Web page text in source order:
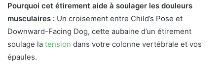
Pourquoi cet étirement aide à soulager les douleurs
musculaires : Un croisement entre Child’s Pose et
Downward-Facing Dog, cette aubaine d’un étirement
soulage la tension dans votre colonne vertébrale et vos
épaules.